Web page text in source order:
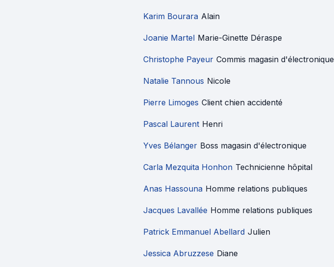
Karim Bourara Alain
Joanie Martel Marie-Ginette Déraspe
Christophe Payeur Commis magasin d'électronique
Natalie Tannous Nicole
Pierre Limoges Client chien accidenté
Pascal Laurent Henri
Yves Bélanger Boss magasin d'électronique
Carla Mezquita Honhon Technicienne hôpital
Anas Hassouna Homme relations publiques
Jacques Lavallée Homme relations publiques
Patrick Emmanuel Abellard Julien
Jessica Abruzzese Diane